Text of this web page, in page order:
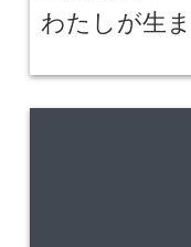
わたしが生